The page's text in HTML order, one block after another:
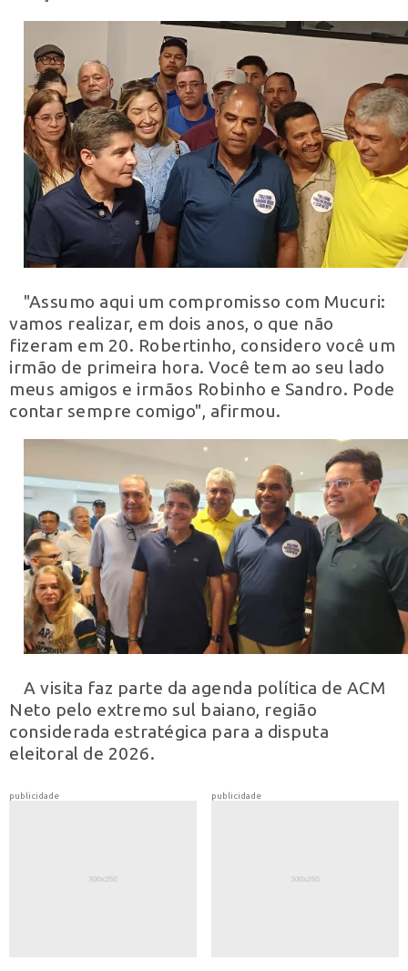
"Assumo aqui um compromisso com Mucuri:
vamos realizar, em dois anos, o que não
fizeram em 20. Robertinho, considero você um
irmão de primeira hora. Você tem ao seu lado
meus amigos e irmãos Robinho e Sandro. Pode
contar sempre comigo", afirmou.
A visita faz parte da agenda política de ACM
Neto pelo extremo sul baiano, região
considerada estratégica para a disputa
eleitoral de 2026.
publicidade publicidade